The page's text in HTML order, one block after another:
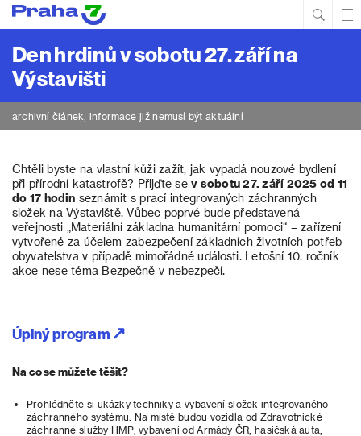
Den hrdinů v sobotu 27. září na
Výstavišti
archivní článek, informace již nemusí být aktuální
Chtěli byste na vlastní kůži zažít, jak vypadá nouzové bydlení
při přírodní katastrofě? Přijďte sev sobotu 27. září 2025 od 11
do 17 hodin seznámit s prací integrovaných záchranných
složek na Výstaviště. Vůbec poprvé bude představená
veřejnosti „Materiální základna humanitární pomoci“ – zařízení
vytvořené za účelem zabezpečení základních životních potřeb
obyvatelstva v případě mimořádné události. Letošní 10. ročník
akce nese téma Bezpečně v nebezpečí.
Úplný program
Na co se můžete těšit?
Prohlédněte si ukázky techniky a vybavení složek integrovaného
záchranného systému. Na místě budou vozidla od Zdravotnické
záchranné služby HMP, vybavení od Armády ČR, hasičská auta,